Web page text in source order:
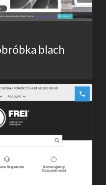
blach